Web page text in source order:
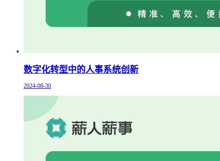
数字化转型中的人事系统创新
2024-08-30